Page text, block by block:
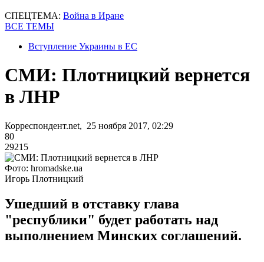
СПЕЦТЕМА: Война в Иране
ВСЕ ТЕМЫ
Вступление Украины в ЕС
СМИ: Плотницкий вернется
в ЛНР
Корреспондент.net, 25 ноября 2017, 02:29
80
29215
Фото: hromadske.ua
Игорь Плотницкий
Ушедший в отставку глава
"республики" будет работать над
выполнением Минских соглашений.